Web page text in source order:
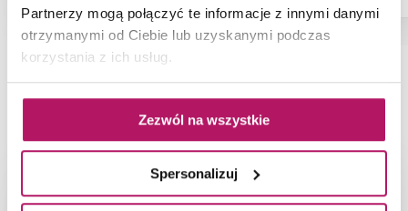
Partnerzy mogą połączyć te informacje z innymi danymi
otrzymanymi od Ciebie lub uzyskanymi podczas
korzystania z ich usług.
Zezwól na wszystkie
Spersonalizuj
NAJNOWSZE ARTYKUŁY